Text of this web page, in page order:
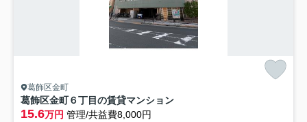
葛飾区金町
葛飾区金町６丁目の賃貸マンション
15.6万円 管理/共益費8,000円